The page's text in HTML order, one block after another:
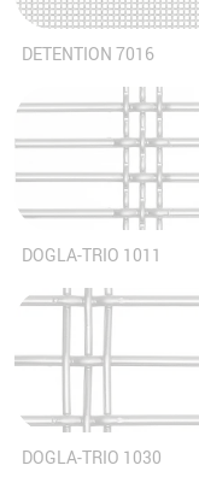
DETENTION 7016
DOGLA-TRIO 1011
DOGLA-TRIO 1030